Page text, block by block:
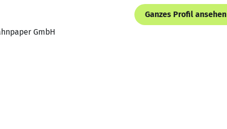
Ganzes Profil ansehen
GmbH